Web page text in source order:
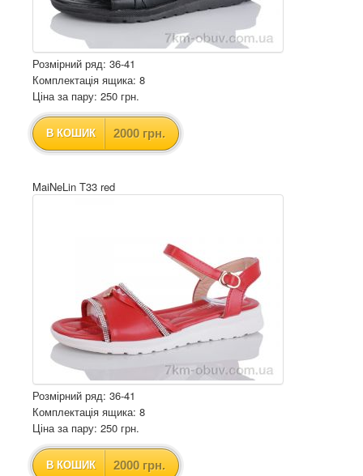
Розмірний ряд: 36-41
Комплектація ящика: 8
Ціна за пару: 250 грн.
В КОШИК 2000 грн.
MaiNeLin T33 red
Розмірний ряд: 36-41
Комплектація ящика: 8
Ціна за пару: 250 грн.
В КОШИК 2000 грн.